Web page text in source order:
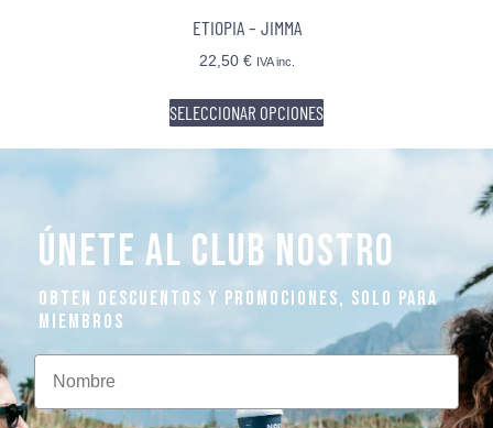
ETIOPIA – JIMMA
22,50 € IVA inc.
SELECCIONAR OPCIONES
ÚNETE AL CLUB NOSTRO
OBTEN DESCUENTOS Y PROMOCIONES, SOLO PARA
MIEMBROS
Nombre